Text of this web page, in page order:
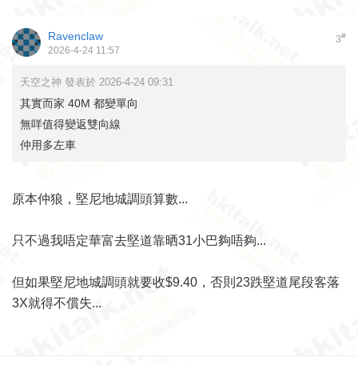
3#
Ravenclaw
2026-4-24 11:57
天空之神 發表於 2026-4-24 09:31
其實而家 40M 都變單向
無咩值得變返雙向線
仲用多左車
原本仲狼，堅尼地城調頭算數...
只不過我唔定華富去堅道靠晒31小巴夠唔夠...
但如果堅尼地城調頭就要收$9.40，否則23跌堅道尾段客落
3X就得不償失...